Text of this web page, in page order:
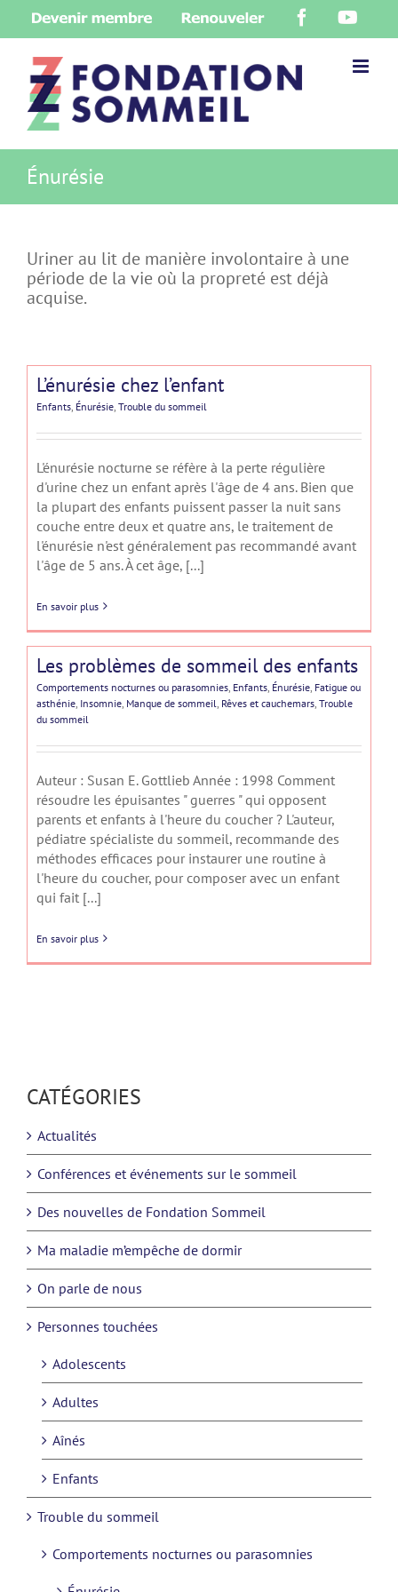
Devenir
membre
Renouveler Facebook
Énurésie
Uriner au lit de manière involontaire à une
période de la vie où la propreté est déjà
acquise.
L’énurésie chez l’enfant
Enfants Énurésie Trouble du sommeil
L'énurésie nocturne se réfère à la perte régulière
d'urine chez un enfant après l'âge de 4 ans. Bien que
la plupart des enfants puissent passer la nuit sans
couche entre deux et quatre ans, le traitement de
l'énurésie n'est généralement pas recommandé avant
l'âge de 5 ans. À cet âge, [...]
En savoir plus
Les problèmes de sommeil des enfants
Comportements nocturnes ou parasomnies Enfants Énurésie Fatigue ou
asthénie Insomnie Manque de sommeil Rêves et cauchemars Trouble
du sommeil
Auteur : Susan E. Gottlieb Année : 1998 Comment
résoudre les épuisantes " guerres " qui opposent
parents et enfants à l'heure du coucher ? L'auteur,
pédiatre spécialiste du sommeil, recommande des
méthodes efficaces pour instaurer une routine à
l'heure du coucher, pour composer avec un enfant
qui fait [...]
En savoir plus
CATÉGORIES
Actualités
Conférences et événements sur le sommeil
Des nouvelles de Fondation Sommeil
Ma maladie m’empêche de dormir
On parle de nous
Personnes touchées
Adolescents
Adultes
Aînés
Enfants
Trouble du sommeil
Comportements nocturnes ou parasomnies